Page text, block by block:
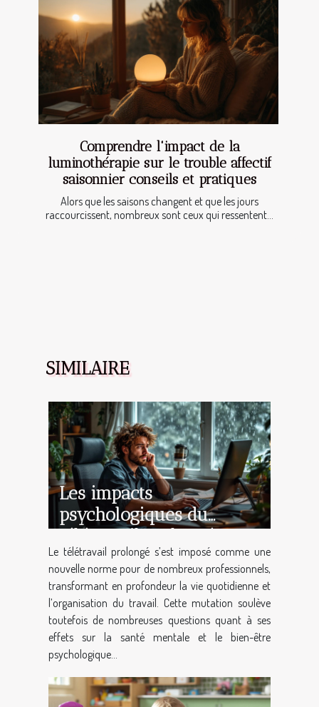
Comprendre l'impact de la
luminothérapie sur le trouble affectif
saisonnier conseils et pratiques
Alors que les saisons changent et que les jours
raccourcissent, nombreux sont ceux qui ressentent...
SIMILAIRE
Les impacts
psychologiques du
télétravail prolongé
Le télétravail prolongé s’est imposé comme une
nouvelle norme pour de nombreux professionnels,
transformant en profondeur la vie quotidienne et
l’organisation du travail. Cette mutation soulève
toutefois de nombreuses questions quant à ses
effets sur la santé mentale et le bien-être
psychologique...